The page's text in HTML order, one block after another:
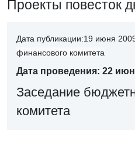
Проекты повесток
Дата публикации:19 июня
финансового комитета
Дата проведения: 22
Заседание
комитета